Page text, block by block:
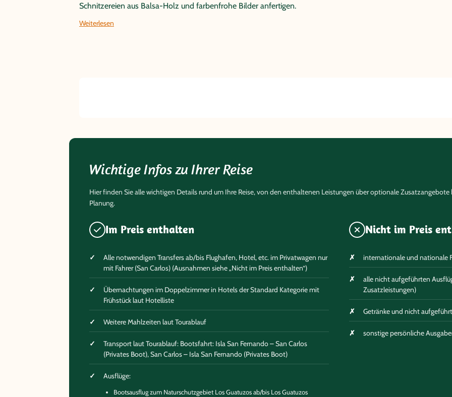
Schnitzereien aus Balsa-Holz und farbenfrohe Bilder anfertigen.
Weiterlesen
Wichtige Infos zu Ihrer Reise
Hier finden Sie alle wichtigen Details rund um Ihre Reise, von den enthaltenen Leistungen über optionale
Planung.
Im Preis enthalten
Alle notwendigen Transfers ab/bis Flughafen, Hotel, etc. im Privatwagen nur
mit Fahrer (San Carlos) (Ausnahmen siehe „Nicht im Preis enthalten“)
Übernachtungen im Doppelzimmer in Hotels der Standard Kategorie mit
Frühstück laut Hotelliste
Weitere Mahlzeiten laut Tourablauf
Transport laut Tourablauf: Bootsfahrt: Isla San Fernando – San Carlos
(Privates Boot), San Carlos – Isla San Fernando (Privates Boot)
Ausflüge:
Bootsausflug zum Naturschutzgebiet Los Guatuzos ab/bis Los Guatuzos
Nicht im Preis
internationale und nationale
alle nicht aufgeführten
Zusatzleistungen)
Getränke und nicht
sonstige persönliche